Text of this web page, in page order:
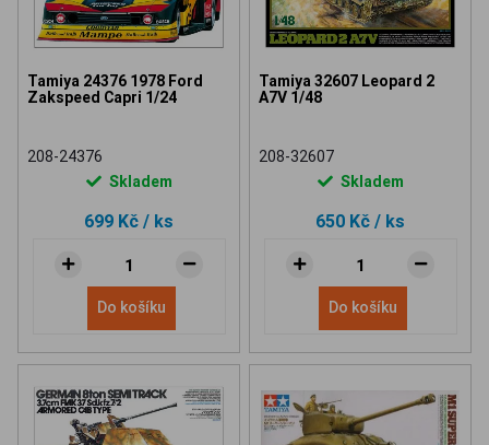
Tamiya 24376 1978 Ford
Zakspeed Capri 1/24
208-24376
Skladem
699 Kč / ks
Do košíku
Tamiya 32607 Leopard 2
A7V 1/48
208-32607
Skladem
650 Kč / ks
Do košíku